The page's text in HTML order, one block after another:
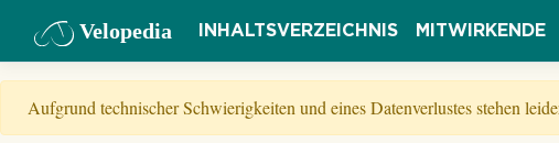
Velopedia INHALTSVERZEICHNIS MITWIRKENDE
Aufgrund technischer Schwierigkeiten und eines Datenverlustes stehen